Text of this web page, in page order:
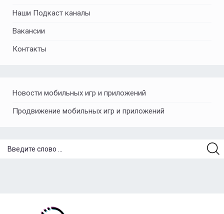
Наши Подкаст каналы
Вакансии
Контакты
Новости мобильных игр и приложений
Продвижение мобильных игр и приложений